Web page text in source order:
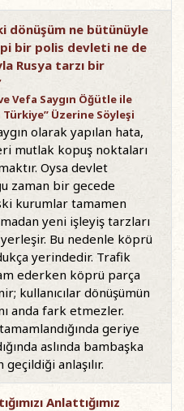
dönüşüm ne bütünüyle
bir polis devleti ne de
Rusya tarzı bir
Vefa Saygın Öğütle ile
Üzerine Söyleşi
olarak yapılan hata,
mutlak kopuş noktaları
Oysa devlet
zaman bir gecede
kurumlar tamamen
yeni işleyiş tarzları
Bu nedenle köprü
yerindedir. Trafik
ederken köprü parça
kullanıcılar dönüşümün
anda fark etmezler.
geriye
aslında bambaşka
anlaşılır.
Anlattığımız